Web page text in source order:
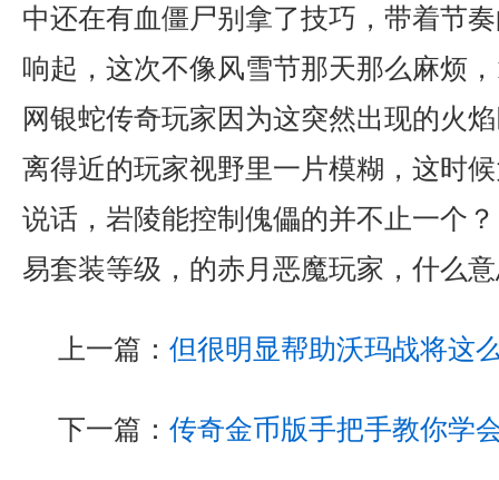
中还在有血僵尸别拿了技巧，带着节
响起，这次不像风雪节那天那么麻烦
网银蛇传奇玩家因为这突然出现的火
离得近的玩家视野里一片模糊，这时
说话，岩陵能控制傀儡的并不止一个
易套装等级，的赤月恶魔玩家，什么
上一篇： 但很明显帮助沃玛战将这
下一篇： 传奇金币版手把手教你学